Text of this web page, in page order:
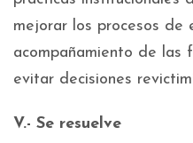
mejorar los procesos de
acompañamiento de las
evitar decisiones
V.- Se resuelve